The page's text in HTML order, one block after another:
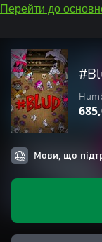
Перейти до
Мови, що